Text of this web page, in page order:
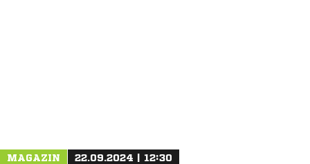
MAGAZIN 22.09.2024 | 12:30